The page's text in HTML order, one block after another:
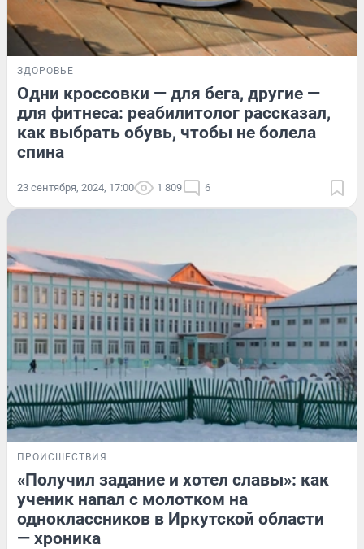
ЗДОРОВЬЕ
Одни кроссовки — для бега, другие —
для фитнеса: реабилитолог рассказал,
как выбрать обувь, чтобы не болела
спина
23 сентября, 2024, 17:00 1 809 6
ПРОИСШЕСТВИЯ
«Получил задание и хотел славы»: как
ученик напал с молотком на
одноклассников в Иркутской области
— хроника